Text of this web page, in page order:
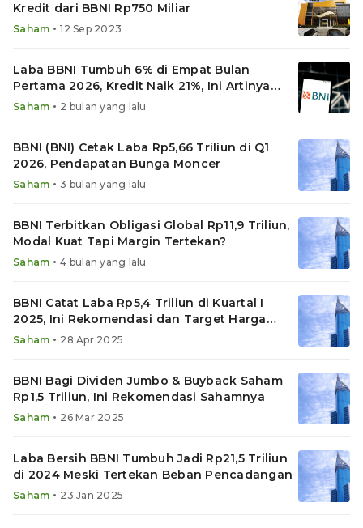
Kredit dari BBNI Rp750 Miliar
Saham • 12 Sep 2023
Laba BBNI Tumbuh 6% di Empat Bulan
Pertama 2026, Kredit Naik 21%, Ini Artinya
bagi Investor
Saham • 2 bulan yang lalu
BBNI (BNI) Cetak Laba Rp5,66 Triliun di Q1
2026, Pendapatan Bunga Moncer
Saham • 3 bulan yang lalu
BBNI Terbitkan Obligasi Global Rp11,9 Triliun,
Modal Kuat Tapi Margin Tertekan?
Saham • 4 bulan yang lalu
BBNI Catat Laba Rp5,4 Triliun di Kuartal I
2025, Ini Rekomendasi dan Target Harga
Sahamnya!
Saham • 28 Apr 2025
BBNI Bagi Dividen Jumbo & Buyback Saham
Rp1,5 Triliun, Ini Rekomendasi Sahamnya
Saham • 26 Mar 2025
Laba Bersih BBNI Tumbuh Jadi Rp21,5 Triliun
di 2024 Meski Tertekan Beban Pencadangan
Saham • 23 Jan 2025